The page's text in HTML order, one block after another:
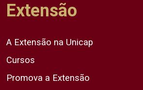
Extensão
A Extensão na Unicap
Cursos
Promova a Extensão